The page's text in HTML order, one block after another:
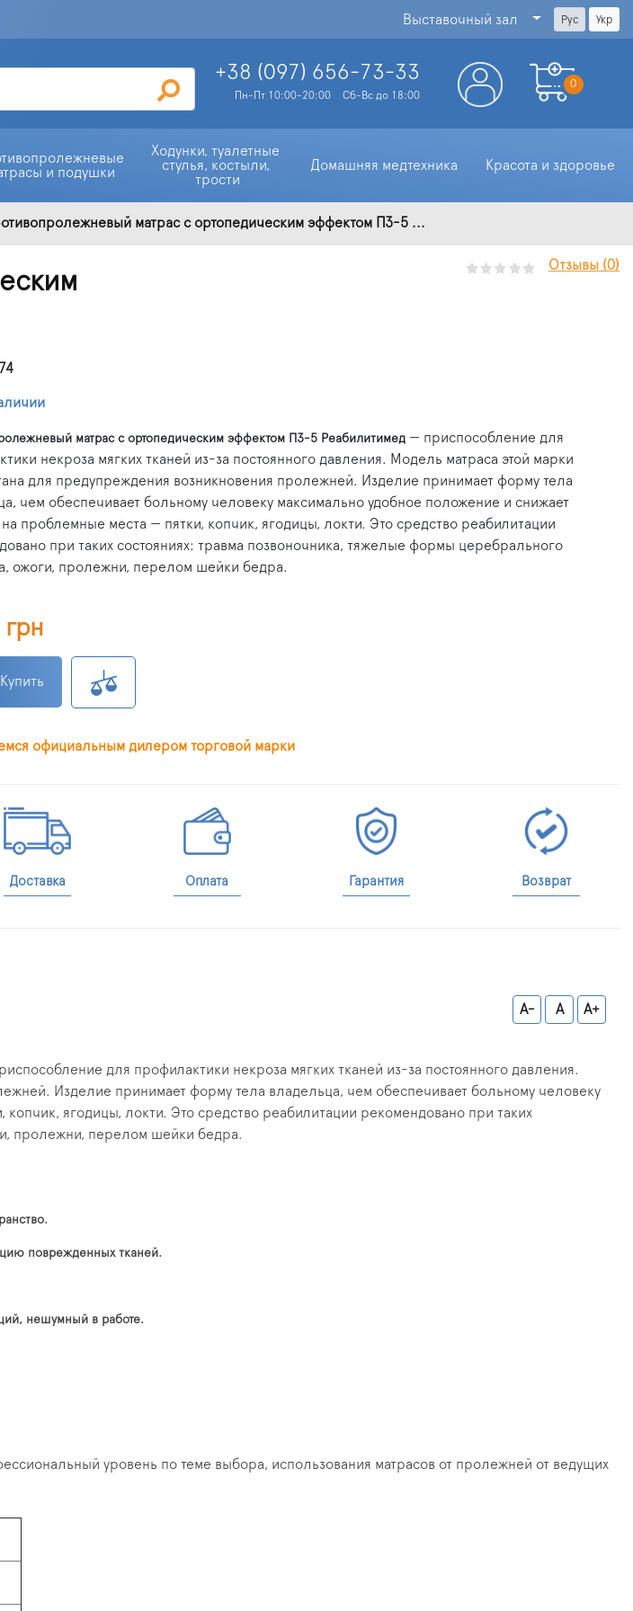
Выставочный зал Рус Укр
+38 (097) 656-73-33
Пн-Пт 10:00-20:00 Сб-Вс до 18:00
0
и подушки
Ходунки, туалетные
стулья, костыли,
трости
Домашняя медтехника Красота и здоровье
матрас с ортопедическим эффектом ПЗ-5 ...
Отзывы (0)
матрас с ортопедическим эффектом ПЗ-5 Реабилитимед — приспособление для
некроза мягких тканей из-за постоянного давления. Модель матраса этой марки
для предупреждения возникновения пролежней. Изделие принимает форму тела
чем обеспечивает больному человеку максимально удобное положение и снижает
на проблемные места — пятки, копчик, ягодицы, локти. Это средство реабилитации
при таких состояниях: травма позвоночника, тяжелые формы церебрального
ожоги, пролежни, перелом шейки бедра.
Купить
официальным дилером торговой марки
Доставка Оплата Гарантия Возврат
A- A A+
для профилактики некроза мягких тканей из-за постоянного давления.
Изделие принимает форму тела владельца, чем обеспечивает больному человеку
ягодицы, локти. Это средство реабилитации рекомендовано при таких
пролежни, перелом шейки бедра.
поврежденных тканей.
нешумный в работе.
уровень по теме выбора, использования матрасов от пролежней от ведущих